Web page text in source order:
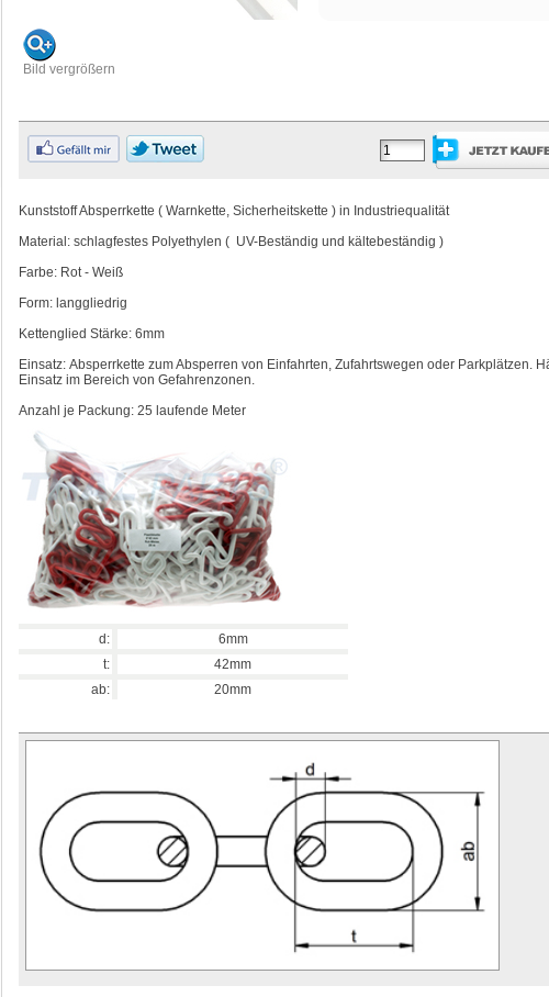
Bild vergrößern
Kunststoff Absperrkette ( Warnkette, Sicherheitskette ) in Industriequalität
Material: schlagfestes Polyethylen ( UV-Beständig und kältebeständig )
Farbe: Rot - Weiß
Form: langgliedrig
Kettenglied Stärke: 6mm
Einsatz: Absperrkette zum Absperren von Einfahrten, Zufahrtswegen oder Parkplätzen.
Einsatz im Bereich von Gefahrenzonen.
Anzahl je Packung: 25 laufende Meter
d:
6mm
t:
42mm
ab:
20mm